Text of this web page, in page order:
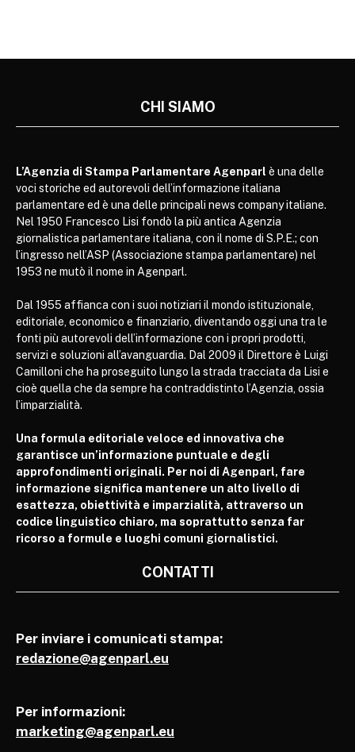
CHI SIAMO
L’Agenzia di Stampa Parlamentare Agenparl è una delle
voci storiche ed autorevoli dell’informazione italiana
parlamentare ed è una delle principali news company italiane.
Nel 1950 Francesco Lisi fondò la più antica Agenzia
giornalistica parlamentare italiana, con il nome di S.P.E.; con
l’ingresso nell’ASP (Associazione stampa parlamentare) nel
1953 ne mutò il nome in Agenparl.
Dal 1955 affianca con i suoi notiziari il mondo istituzionale,
editoriale, economico e finanziario, diventando oggi una tra le
fonti più autorevoli dell’informazione con i propri prodotti,
servizi e soluzioni all’avanguardia. Dal 2009 il Direttore è Luigi
Camilloni che ha proseguito lungo la strada tracciata da Lisi e
cioè quella che da sempre ha contraddistinto l’Agenzia, ossia
l’imparzialità.
Una formula editoriale veloce ed innovativa che
garantisce un’informazione puntuale e degli
approfondimenti originali. Per noi di Agenparl, fare
informazione significa mantenere un alto livello di
esattezza, obiettività e imparzialità, attraverso un
codice linguistico chiaro, ma soprattutto senza far
ricorso a formule e luoghi comuni giornalistici.
CONTATTI
Per inviare i comunicati stampa:
redazione@agenparl.eu
Per informazioni:
marketing@agenparl.eu